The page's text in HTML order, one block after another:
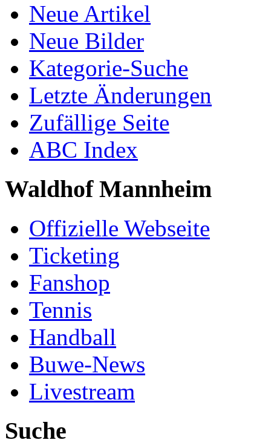
Neue Artikel
Neue Bilder
Kategorie-Suche
Letzte Änderungen
Zufällige Seite
ABC Index
Waldhof Mannheim
Offizielle Webseite
Ticketing
Fanshop
Tennis
Handball
Buwe-News
Livestream
Suche